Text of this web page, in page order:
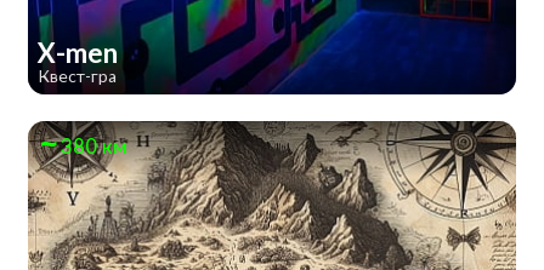
X-men
Квест-гра
380 км